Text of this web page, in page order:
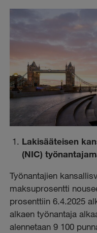
Lakisääteisen
(NIC)
Työnantajien
maksuprosentti
prosenttiin 6.4.2025
alkaen työnantaja
alennetaan 9 100